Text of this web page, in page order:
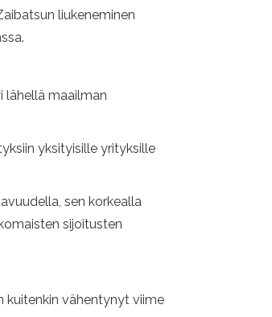
liukeneminen
lähellä maailman
yksityisille yrityksille
sen korkealla
sijoitusten
kuitenkin vähentynyt viime